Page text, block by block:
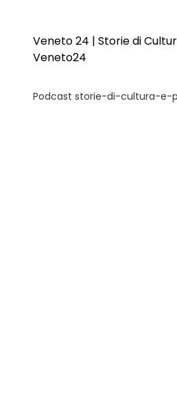
Veneto 24 | Storie di
Veneto24
Podcast storie-di-cultura-e-